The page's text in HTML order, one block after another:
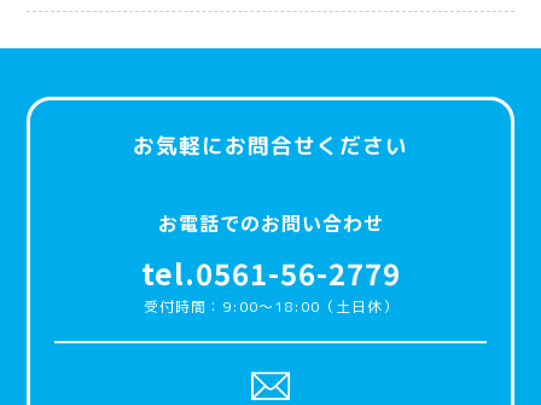
お気軽にお問合せください
お電話でのお問い合わせ
tel.0561-56-2779
受付時間：9:00〜18:00（土日休）